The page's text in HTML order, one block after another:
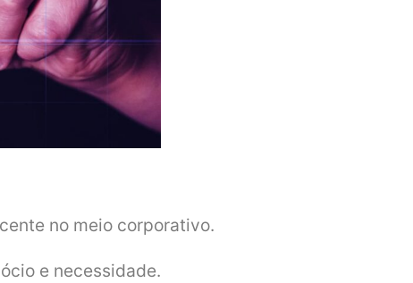
no meio corporativo.
e necessidade.